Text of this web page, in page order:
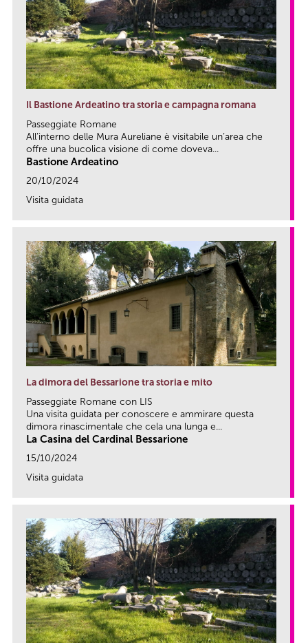
Il Bastione Ardeatino tra storia e campagna romana
Passeggiate Romane
All’interno delle Mura Aureliane è visitabile un’area che
offre una bucolica visione di come doveva...
Bastione Ardeatino
20/10/2024
Visita guidata
La dimora del Bessarione tra storia e mito
Passeggiate Romane con LIS
Una visita guidata per conoscere e ammirare questa
dimora rinascimentale che cela una lunga e...
La Casina del Cardinal Bessarione
15/10/2024
Visita guidata